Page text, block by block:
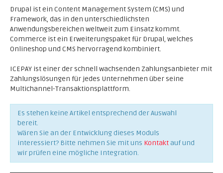
Drupal ist ein Content Management System (CMS) und
Framework, das in den unterschiedlichsten
Anwendungsbereichen weltweit zum Einsatz kommt.
Commerce ist ein Erweiterungspaket für Drupal, welches
Onlineshop und CMS hervorragend kombiniert.
ICEPAY ist einer der schnell wachsenden Zahlungsanbieter mit
Zahlungslösungen für jedes Unternehmen über seine
Multichannel-Transaktionsplattform.
Es stehen keine Artikel entsprechend der Auswahl
bereit.
Wären Sie an der Entwicklung dieses Moduls
interessiert? Bitte nehmen Sie mit uns Kontakt auf und
wir prüfen eine mögliche Integration.